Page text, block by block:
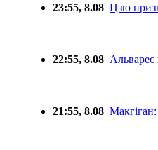
23:55, 8.08 Цзю
22:55, 8.08 Альварес
21:55, 8.08